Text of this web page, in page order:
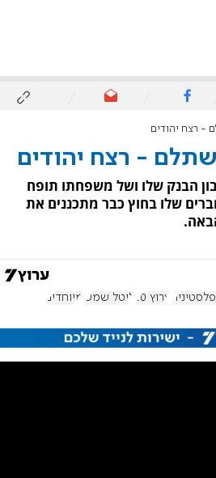
- רצח יהודים
- רצח יהודים
הבנק שלו ושל משפחתו תופח
שלו בחוץ כבר מתכננים את
ערוץ 20 ליטל שמש מיוחדים